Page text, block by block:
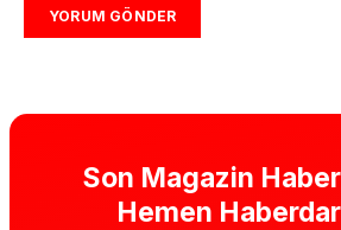
Son Magazin
Hemen